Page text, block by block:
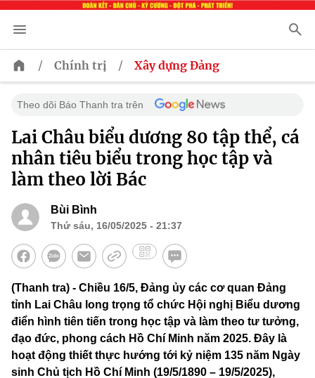
/ Chính trị / Xây dựng Đảng
Theo dõi Báo Thanh tra trên
Lai Châu biểu dương 80 tập thể, cá
nhân tiêu biểu trong học tập và
làm theo lời Bác
Bùi Bình
Thứ sáu, 16/05/2025 - 21:37
(Thanh tra) - Chiều 16/5, Đảng ủy các cơ quan Đảng
tỉnh Lai Châu long trọng tổ chức Hội nghị Biểu dương
điển hình tiên tiến trong học tập và làm theo tư tưởng,
đạo đức, phong cách Hồ Chí Minh năm 2025. Đây là
hoạt động thiết thực hướng tới kỷ niệm 135 năm Ngày
sinh Chủ tịch Hồ Chí Minh (19/5/1890 – 19/5/2025),